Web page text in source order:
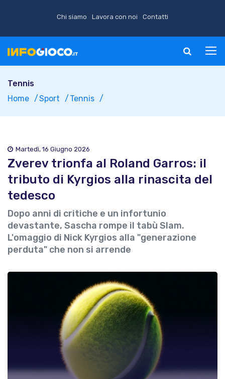
Chi siamo Lavora con noi Contatti
Tennis
Home
Sport Tennis
Martedì, 16 Giugno 2026
Zverev trionfa al Roland Garros: il
tributo di Kyrgios alla rinascita del
tedesco
Dopo anni di critiche e un infortunio
devastante, Sascha rompe il tabù Slam.
L'omaggio di Nick Kyrgios alla "generazione
perduta" che non si arrende